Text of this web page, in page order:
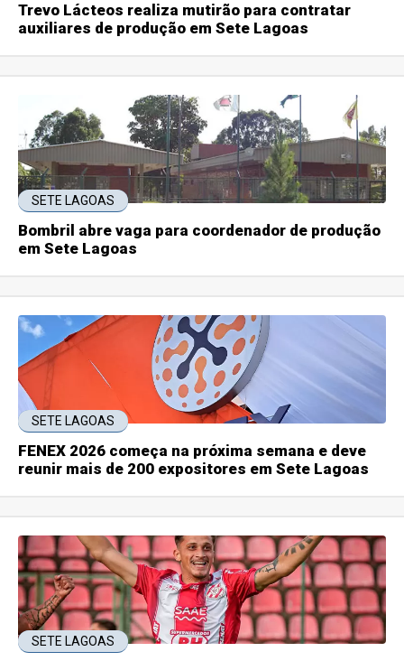
Trevo Lácteos realiza mutirão para contratar
auxiliares de produção em Sete Lagoas
SETE LAGOAS
Bombril abre vaga para coordenador de produção
em Sete Lagoas
SETE LAGOAS
FENEX 2026 começa na próxima semana e deve
reunir mais de 200 expositores em Sete Lagoas
SETE LAGOAS